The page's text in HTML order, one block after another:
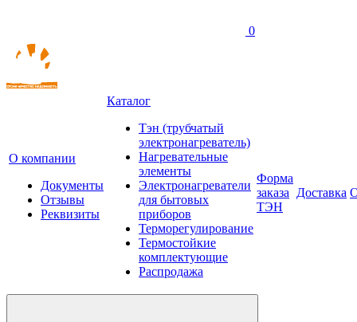
0
О компании
Документы
Отзывы
Реквизиты
Каталог
Тэн (трубчатый
электронагреватель)
Нагревательные
элементы
Электронагреватели
для бытовых
приборов
Терморегулирование
Термостойкие
комплектующие
Распродажа
Форма
заказа
ТЭН
Доставка